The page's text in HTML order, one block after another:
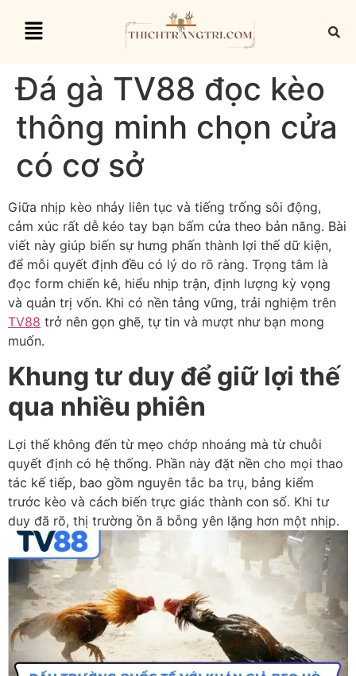
Đá gà TV88 đọc kèo
thông minh chọn cửa
có cơ sở
Giữa nhịp kèo nhảy liên tục và tiếng trống sôi động,
cảm xúc rất dễ kéo tay bạn bấm cửa theo bản năng. Bài
viết này giúp biến sự hưng phấn thành lợi thế dữ kiện,
để mỗi quyết định đều có lý do rõ ràng. Trọng tâm là
đọc form chiến kê, hiểu nhịp trận, định lượng kỳ vọng
và quản trị vốn. Khi có nền tảng vững, trải nghiệm trên
TV88 trở nên gọn ghẽ, tự tin và mượt như bạn mong
muốn.
Khung tư duy để giữ lợi thế
qua nhiều phiên
Lợi thế không đến từ mẹo chớp nhoáng mà từ chuỗi
quyết định có hệ thống. Phần này đặt nền cho mọi thao
tác kế tiếp, bao gồm nguyên tắc ba trụ, bảng kiểm
trước kèo và cách biến trực giác thành con số. Khi tư
duy đã rõ, thị trường ồn ã bỗng yên lặng hơn một nhịp.